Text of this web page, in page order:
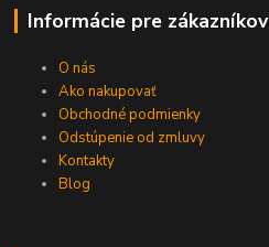
Informácie pre zákazníkov
O nás
Ako nakupovať
Obchodné podmienky
Odstúpenie od zmluvy
Kontakty
Blog